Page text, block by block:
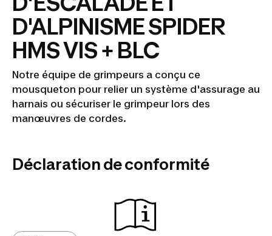
D'ALPINISME SPIDER
HMS VIS + BLC
Notre équipe de grimpeurs a conçu ce
mousqueton pour relier un système d'assurage au
harnais ou sécuriser le grimpeur lors des
manœuvres de cordes.
Déclaration de conformité